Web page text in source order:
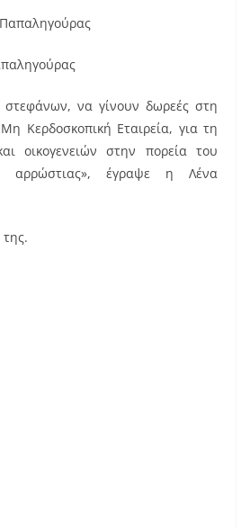
στεφάνων, να γίνουν δωρεές στη
Κερδοσκοπική Εταιρεία, για τη
οικογενειών στην πορεία του
αρρώστιας», έγραψε η Λένα